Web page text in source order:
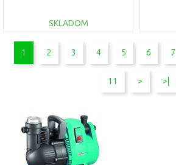
SKLADOM
DO KOŠÍKA
1 2 3 4 5 6 7
11 > >|